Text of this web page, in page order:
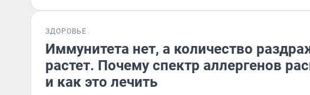
ЗДОРОВЬЕ
Иммунитета нет, а количество
растет. Почему спектр аллергенов
и как это лечить